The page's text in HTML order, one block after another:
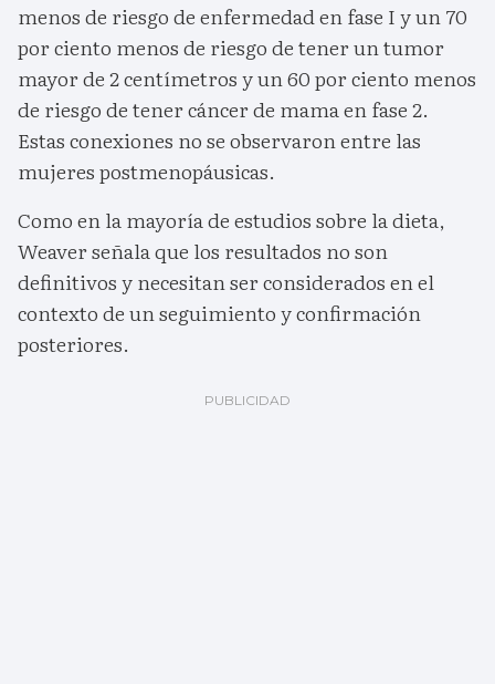
menos de riesgo de enfermedad en fase I y un 70
por ciento menos de riesgo de tener un tumor
mayor de 2 centímetros y un 60 por ciento menos
de riesgo de tener cáncer de mama en fase 2.
Estas conexiones no se observaron entre las
mujeres postmenopáusicas.
Como en la mayoría de estudios sobre la dieta,
Weaver señala que los resultados no son
definitivos y necesitan ser considerados en el
contexto de un seguimiento y confirmación
posteriores.